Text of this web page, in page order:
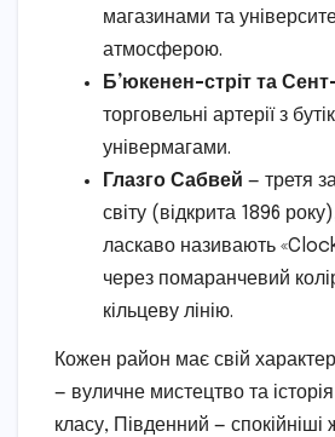
магазинами та
атмосферою.
Б’юкенен-стріт та
торговельні артерії з
універмагами.
Глазго Сабвей — третя
світу (відкрита 1896
ласкаво називають
через помаранчевий
кільцеву лінію.
Кожен район має свій
— вуличне мистецтво та
класу, Південний — спокійніші